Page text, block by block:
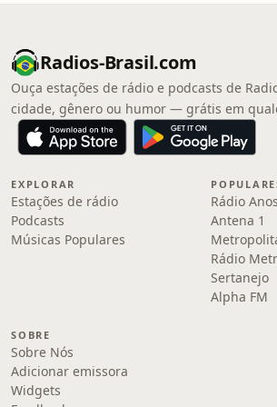
Radios-Brasil.com
Ouça estações de rádio e podcasts de
cidade, gênero ou humor — grátis em
EXPLORAR
Estações de rádio
Podcasts
Músicas Populares
Rádio
Antena 1
Rádio
Sertanejo
Alpha FM
SOBRE
Sobre Nós
Adicionar emissora
Widgets